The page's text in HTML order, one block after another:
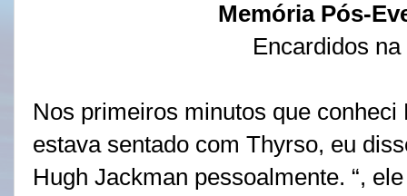
Memória Pós-
Encardidos
Nos primeiros minutos que
estava sentado com Thyrso, eu
Hugh Jackman pessoalmente. “,